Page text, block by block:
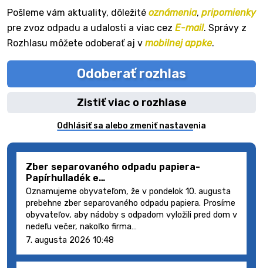
Pošleme vám aktuality, dôležité oznámenia, pripomienky
pre zvoz odpadu a udalosti a viac cez E-mail. Správy z
Rozhlasu môžete odoberať aj v mobilnej appke.
Odoberať rozhlas
Zistiť viac o rozhlase
Odhlásiť sa alebo zmeniť nastavenia
Zber separovaného odpadu papiera-
Papírhulladék e…
Oznamujeme obyvateľom, že v pondelok 10. augusta
prebehne zber separovaného odpadu papiera. Prosíme
obyvateľov, aby nádoby s odpadom vyložili pred dom v
nedeľu večer, nakoľko firma…
7. augusta 2026 10:48